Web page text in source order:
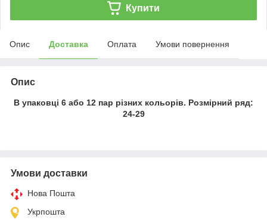
Купити
Опис Доставка Оплата Умови повернення
Опис
В упаковці 6 або 12 пар різних кольорів. Розмірний ряд:
24-29
Умови доставки
Нова Пошта
Укрпошта